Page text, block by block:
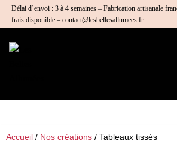
au
Délai d’envoi : 3 à 4 semaines – Fabrication artisanale
frais disponible – contact@lesbellesallumees.fr
Accueil / Nos créations / Tableaux tissés